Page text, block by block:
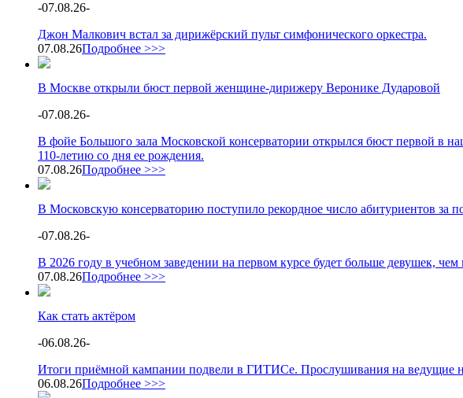
-07.08.26-
Джон Малкович встал за дирижёрский пульт симфонического оркестра.
07.08.26Подробнее >>>
В Москве открыли бюст первой женщине-дирижеру Веронике Дударовой
-07.08.26-
В фойе Большого зала Московской консерватории открылся бюст первой в
110-летию со дня ее рождения.
07.08.26Подробнее >>>
В Московскую консерваторию поступило рекордное число абитуриентов за
-07.08.26-
В 2026 году в учебном заведении на первом курсе будет больше девушек,
07.08.26Подробнее >>>
Как стать актёром
-06.08.26-
Итоги приёмной кампании подвели в ГИТИСе. Прослушивания на ведущие
06.08.26Подробнее >>>